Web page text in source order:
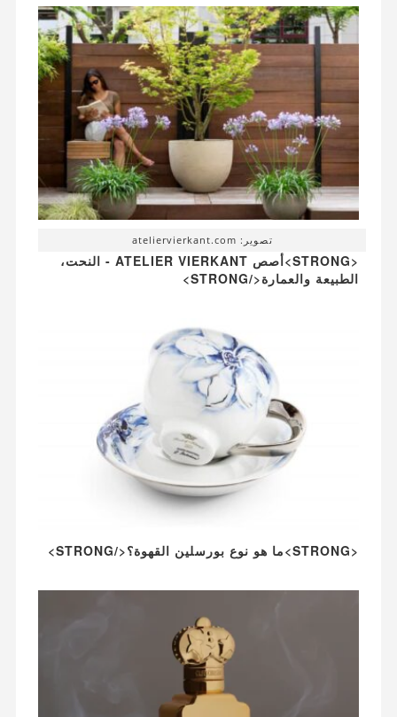
تصوير: ateliervierkant.com
<STRONG>أصص ATELIER VIERKANT - النحت،
الطبيعة والعمارة</STRONG>
<STRONG>ما هو نوع بورسلين القهوة؟</STRONG>